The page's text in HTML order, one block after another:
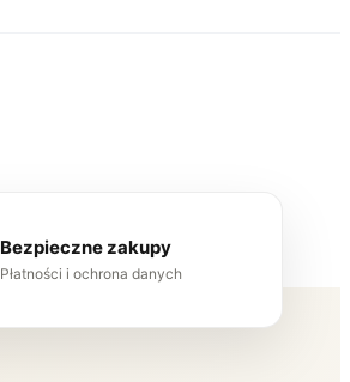
Bezpieczne zakupy
Płatności i ochrona danych